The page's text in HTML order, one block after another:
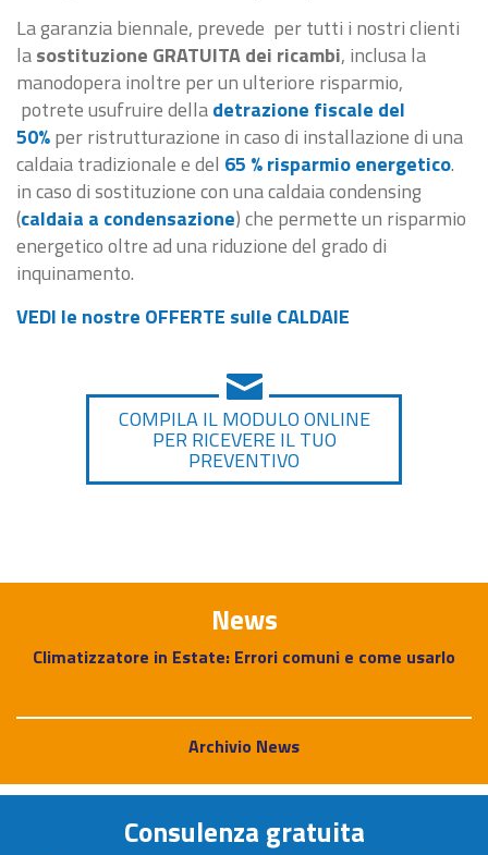
La garanzia biennale, prevede per tutti i nostri clienti
lasostituzione GRATUITA dei ricambi, inclusa la
manodopera inoltre per un ulteriore risparmio,
potrete usufruire delladetrazione fiscale del
50%per ristrutturazione in caso di installazione di una
caldaia tradizionale e del 65 % risparmio energetico.
in caso di sostituzione con una caldaia condensing
(caldaia a condensazione) che permette un risparmio
energetico oltre ad una riduzione del grado di
inquinamento.
VEDI le nostre OFFERTE sulle CALDAIE
COMPILA IL MODULO ONLINE
PER RICEVERE IL TUO
PREVENTIVO
News
Climatizzatore in Estate: Errori comuni e come usarlo
Archivio News
Consulenza gratuita